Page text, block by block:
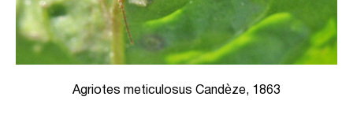
Agriotes meticulosus Candèze, 1863